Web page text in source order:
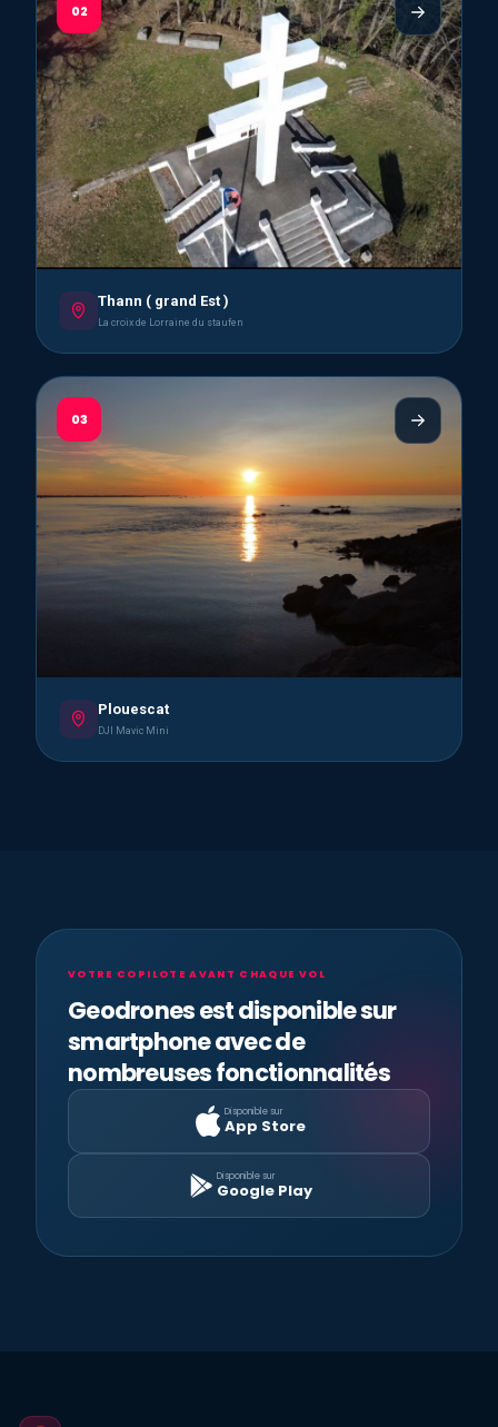
02
Thann ( grand Est )
La croix de Lorraine du staufen
03
Plouescat
DJI Mavic Mini
VOTRE COPILOTE AVANT CHAQUE VOL
Geodrones est disponible sur
smartphone avec de
nombreuses fonctionnalités
Disponible sur
App Store
Disponible sur
Google Play